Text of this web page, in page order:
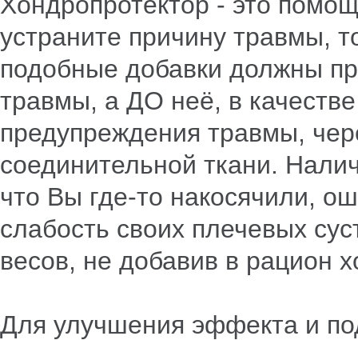
устраните причину травмы,
подобные добавки должны
травмы, а ДО неё, в
предупреждения травмы,
соединительной ткани.
что Вы где-то накосячили,
слабость своих плечевых
весов, не добавив в рацион
Для улучшения эффекта и